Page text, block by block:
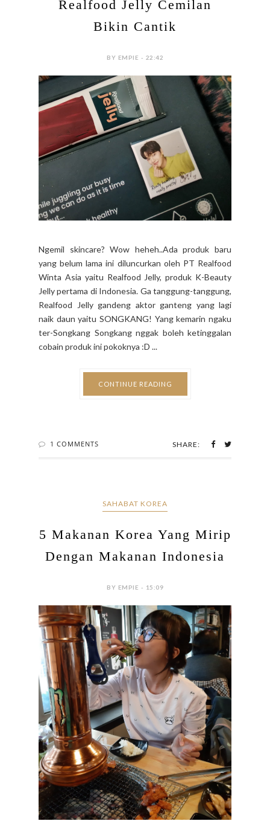
Realfood Jelly Cemilan
Bikin Cantik
BY EMPIE - 22:42
Ngemil skincare? Wow heheh..Ada produk baru
yang belum lama ini diluncurkan oleh PT Realfood
Winta Asia yaitu Realfood Jelly, produk K-Beauty
Jelly pertama di Indonesia. Ga tanggung-tanggung,
Realfood Jelly gandeng aktor ganteng yang lagi
naik daun yaitu SONGKANG! Yang kemarin ngaku
ter-Songkang Songkang nggak boleh ketinggalan
cobain produk ini pokoknya :D ...
CONTINUE READING
1 COMMENTS SHARE:
SAHABAT KOREA
5 Makanan Korea Yang Mirip
Dengan Makanan Indonesia
BY EMPIE - 15:09